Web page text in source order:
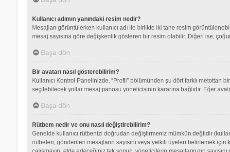
Kullanıcı adımın yanındaki resim nedir?
Mesajları görüntülerken kullanıcı adı ile birlikte iki tane resim
mesaj sayısına göre değişkenlik gösteren bir resim olabilir. Diğeri ise,
Başa dön
Bir avatarı nasıl gösterebilirim?
Kullanıcı Kontrol Panelinizde, “Profil” bölümünden şu dört farklı
seçilebilecek yollar mesaj panosu yöneticisinin kararına bağlıdır. Eğer
Başa dön
Rütbem nedir ve onu nasıl değiştirebilirim?
Genelde kullanıcı rütbenizi doğrudan değiştirmeniz mümkün değildir
rütbeleri, gönderilen mesajların sayısını veya yetkili üyeleri belirlemek